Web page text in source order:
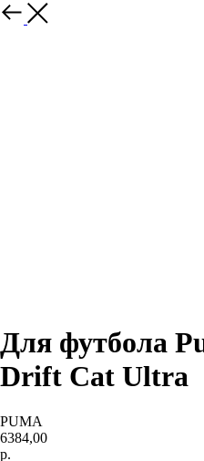
Назад
Для футбола
Drift Cat Ultra
PUMA
6384,00
р.